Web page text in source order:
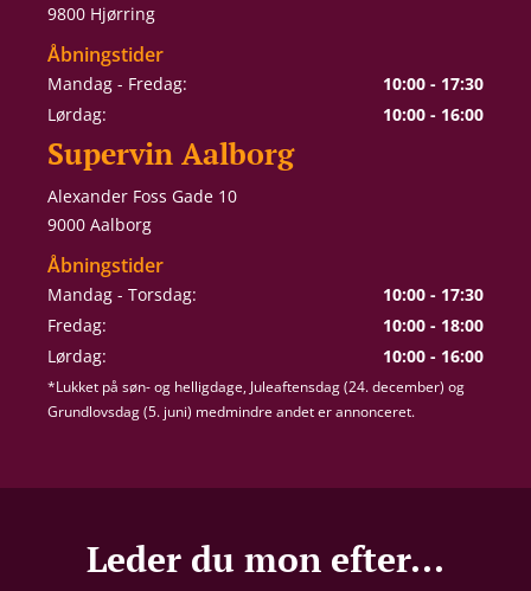
9800 Hjørring
Åbningstider
Mandag - Fredag:
10:00 - 17:30
Lørdag:
10:00 - 16:00
Supervin Aalborg
Alexander Foss Gade 10
9000 Aalborg
Åbningstider
Mandag - Torsdag:
10:00 - 17:30
Fredag:
10:00 - 18:00
Lørdag:
10:00 - 16:00
*Lukket på søn- og helligdage, Juleaftensdag (24. december) og
Grundlovsdag (5. juni) medmindre andet er annonceret.
Leder du mon efter...